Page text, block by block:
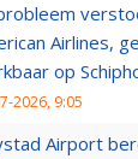
Airlines,
op
2026, 9:05
Airport